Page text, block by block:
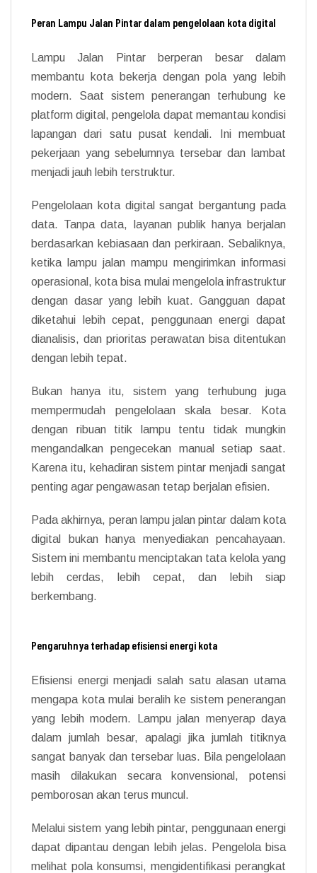
Peran Lampu Jalan Pintar dalam pengelolaan kota digital
Lampu Jalan Pintar berperan besar dalam
membantu kota bekerja dengan pola yang lebih
modern. Saat sistem penerangan terhubung ke
platform digital, pengelola dapat memantau kondisi
lapangan dari satu pusat kendali. Ini membuat
pekerjaan yang sebelumnya tersebar dan lambat
menjadi jauh lebih terstruktur.
Pengelolaan kota digital sangat bergantung pada
data. Tanpa data, layanan publik hanya berjalan
berdasarkan kebiasaan dan perkiraan. Sebaliknya,
ketika lampu jalan mampu mengirimkan informasi
operasional, kota bisa mulai mengelola infrastruktur
dengan dasar yang lebih kuat. Gangguan dapat
diketahui lebih cepat, penggunaan energi dapat
dianalisis, dan prioritas perawatan bisa ditentukan
dengan lebih tepat.
Bukan hanya itu, sistem yang terhubung juga
mempermudah pengelolaan skala besar. Kota
dengan ribuan titik lampu tentu tidak mungkin
mengandalkan pengecekan manual setiap saat.
Karena itu, kehadiran sistem pintar menjadi sangat
penting agar pengawasan tetap berjalan efisien.
Pada akhirnya, peran lampu jalan pintar dalam kota
digital bukan hanya menyediakan pencahayaan.
Sistem ini membantu menciptakan tata kelola yang
lebih cerdas, lebih cepat, dan lebih siap
berkembang.
Pengaruhnya terhadap efisiensi energi kota
Efisiensi energi menjadi salah satu alasan utama
mengapa kota mulai beralih ke sistem penerangan
yang lebih modern. Lampu jalan menyerap daya
dalam jumlah besar, apalagi jika jumlah titiknya
sangat banyak dan tersebar luas. Bila pengelolaan
masih dilakukan secara konvensional, potensi
pemborosan akan terus muncul.
Melalui sistem yang lebih pintar, penggunaan energi
dapat dipantau dengan lebih jelas. Pengelola bisa
melihat pola konsumsi, mengidentifikasi perangkat